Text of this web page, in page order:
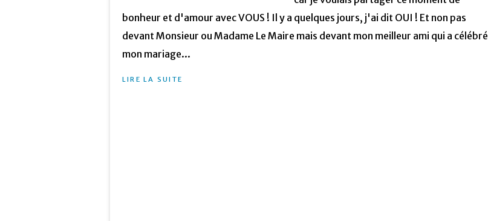
bonheur et d'amour avec VOUS ! Il y a quelques jours, j'ai dit OUI ! Et non pas
devant Monsieur ou Madame Le Maire mais devant mon meilleur ami qui a célébré
mon mariage...
LIRE LA SUITE